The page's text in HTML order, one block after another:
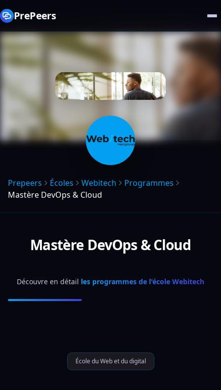
PrePeers
Prepeers Écoles Webitech
Programmes
Mastère DevOps & Cloud
Mastère DevOps & Cloud
Découvre en détail les programmes de l'école Webitech
École du Web et du digital